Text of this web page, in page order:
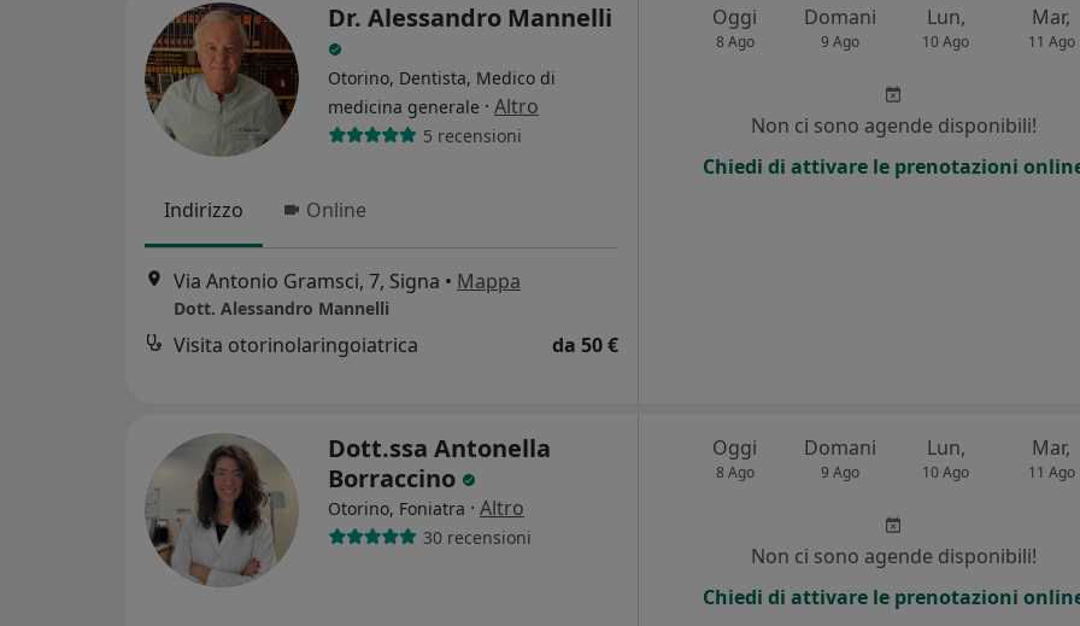
Dr. Alessandro Mannelli
Otorino, Dentista, Medico di
medicina generale · Altro
5 recensioni
Indirizzo Online
Via Antonio Gramsci, 7, Signa • Mappa
Dott. Alessandro Mannelli
Visita otorinolaringoiatrica da 50 €
Oggi
8 Ago
Domani
9 Ago
Lun,
10 Ago
Mar,
11 Ago
Non ci sono agende disponibili!
Chiedi di attivare le prenotazioni
Dott.ssa Antonella
Borraccino
Otorino, Foniatra · Altro
30 recensioni
Oggi
8 Ago
Domani
9 Ago
Lun,
10 Ago
Mar,
11 Ago
Non ci sono agende disponibili!
Chiedi di attivare le prenotazioni